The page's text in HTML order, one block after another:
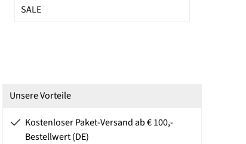
SALE
Unsere Vorteile
Kostenloser Paket-Versand ab € 100,-
Bestellwert (DE)